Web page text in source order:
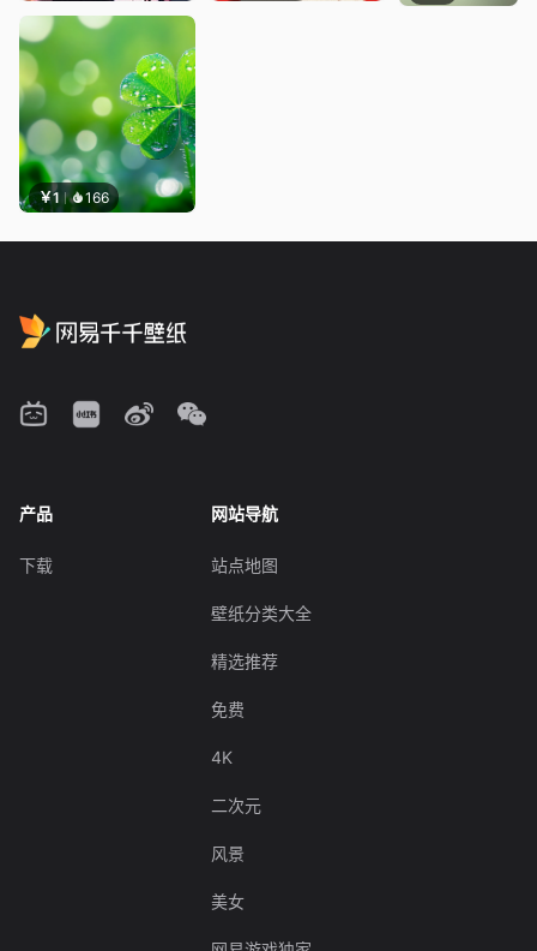
￥1 166
产品
下载
网站导航
站点地图
壁纸分类大全
精选推荐
免费
4K
二次元
风景
美女